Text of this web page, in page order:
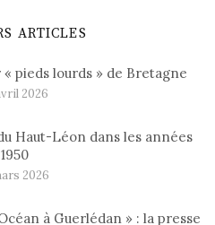
ARTICLES
pieds lourds » de Bretagne
2026
Haut-Léon dans les années
1950
2026
à Guerlédan » : la presse